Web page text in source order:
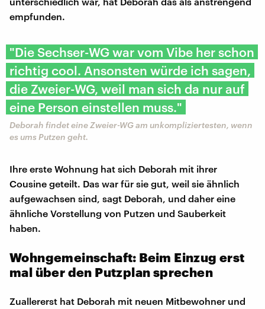
empfunden.
"Die Sechser-WG war vom Vibe her schon
richtig cool. Ansonsten würde ich sagen,
die Zweier-WG, weil man sich da nur auf
eine Person einstellen muss."
Deborah findet eine Zweier-WG am unkompliziertesten, wenn
es ums Putzen geht.
Ihre erste Wohnung hat sich Deborah mit ihrer
Cousine geteilt. Das war für sie gut, weil sie ähnlich
aufgewachsen sind, sagt Deborah, und daher eine
ähnliche Vorstellung von Putzen und Sauberkeit
haben.
Wohngemeinschaft: Beim Einzug erst
mal über den Putzplan sprechen
Zuallererst hat Deborah mit neuen Mitbewohner und